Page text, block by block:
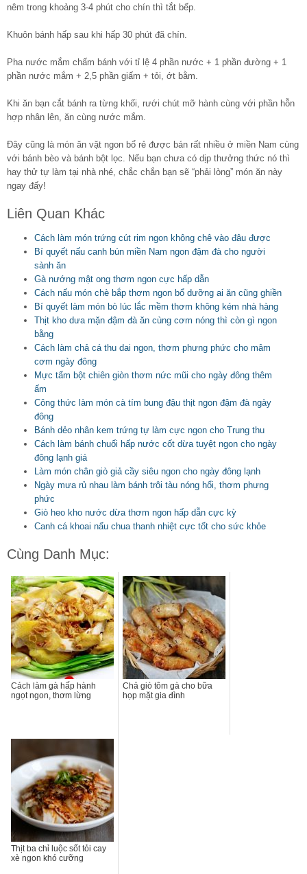
nêm trong khoảng 3-4 phút cho chín thì tắt bếp.
Khuôn bánh hấp sau khi hấp 30 phút đã chín.
Pha nước mắm chấm bánh với tỉ lệ 4 phần nước + 1 phần đường + 1
phần nước mắm + 2,5 phần giấm + tỏi, ớt bằm.
Khi ăn bạn cắt bánh ra từng khối, rưới chút mỡ hành cùng với phần hỗn
hợp nhân lên, ăn cùng nước mắm.
Đây cũng là món ăn vặt ngon bổ rẻ được bán rất nhiều ở miền Nam cùng
với bánh bèo và bánh bột lọc. Nếu bạn chưa có dịp thưởng thức nó thì
hay thử tự làm tại nhà nhé, chắc chắn bạn sẽ “phải lòng” món ăn này
ngay đấy!
Liên Quan Khác
Cách làm món trứng cút rim ngon không chê vào đâu được
Bí quyết nấu canh bún miền Nam ngon đậm đà cho người
sành ăn
Gà nướng mật ong thơm ngon cực hấp dẫn
Cách nấu món chè bắp thơm ngon bổ dưỡng ai ăn cũng ghiền
Bí quyết làm món bò lúc lắc mềm thơm không kém nhà hàng
Thịt kho dưa mặn đậm đà ăn cùng cơm nóng thì còn gì ngon
bằng
Cách làm chả cá thu dai ngon, thơm phưng phức cho mâm
cơm ngày đông
Mực tẩm bột chiên giòn thơm nức mũi cho ngày đông thêm
ấm
Công thức làm món cà tím bung đậu thịt ngon đậm đà ngày
đông
Bánh dẻo nhân kem trứng tự làm cực ngon cho Trung thu
Cách làm bánh chuối hấp nước cốt dừa tuyệt ngon cho ngày
đông lạnh giá
Làm món chân giò giả cầy siêu ngon cho ngày đông lạnh
Ngày mưa rủ nhau làm bánh trôi tàu nóng hổi, thơm phưng
phức
Giò heo kho nước dừa thơm ngon hấp dẫn cực kỳ
Canh cá khoai nấu chua thanh nhiệt cực tốt cho sức khỏe
Cùng Danh Mục:
Cách làm gà hấp hành
ngọt ngon, thơm lừng
Chả giò tôm gà cho bữa
họp mặt gia đình
Thịt ba chỉ luộc sốt tỏi cay
xè ngon khó cưỡng